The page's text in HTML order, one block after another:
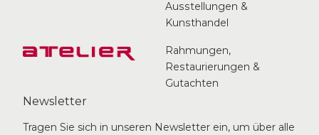
Ausstellungen &
Kunsthandel
Rahmungen,
Restaurierungen &
Gutachten
Newsletter
Tragen Sie sich in unseren Newsletter ein, um über alle